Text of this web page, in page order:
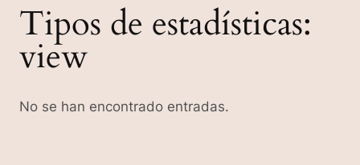
Tipos de estadísticas:
view
No se han encontrado entradas.